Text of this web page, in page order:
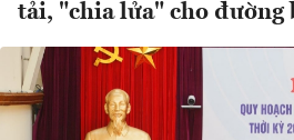
tải, "chia lửa" cho đường